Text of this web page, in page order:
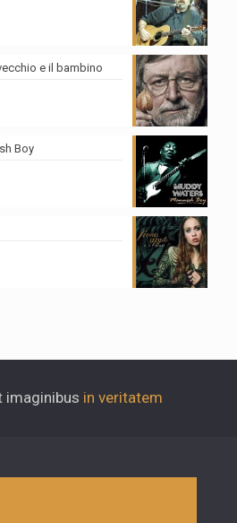
e il bambino
Boy
imaginibus in veritatem